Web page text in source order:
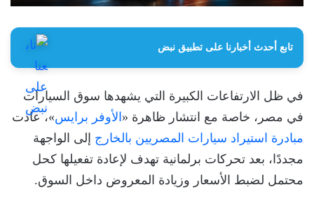
تابع أحدث أخبارنا على تطبيق نبض
في ظل الارتفاعات الكبيرة التي يشهدها سوق السيارات
في مصر، خاصة مع انتشار ظاهرة «الأوفر برايس»، عادت
مبادرة استيراد سيارات المصريين بالخارج إلى الواجهة
مجددًا، بعد تحركات برلمانية تهدف لإعادة تفعيلها كحل
محتمل لضبط الأسعار وزيادة المعروض داخل السوق.